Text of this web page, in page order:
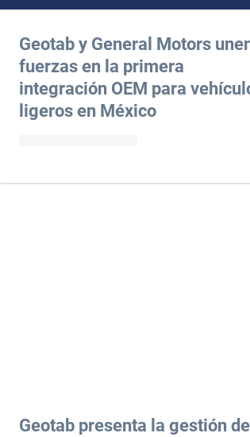
Geotab y General Motors
fuerzas en la primera
integración OEM para
ligeros en México
Geotab presenta la gestión de